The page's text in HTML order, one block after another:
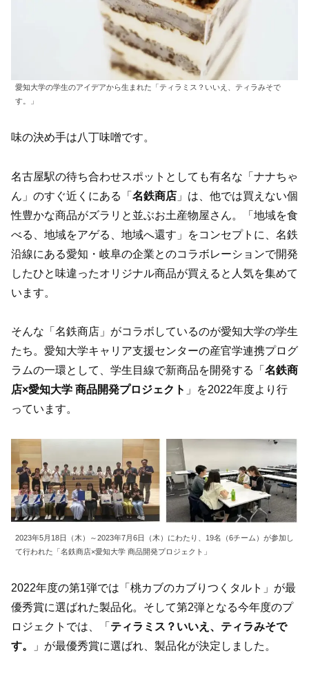
愛知大学の学生のアイデアから生まれた「ティラミス？いいえ、ティラみそで
す。」
味の決め手は八丁味噌です。
名古屋駅の待ち合わせスポットとしても有名な「ナナちゃ
ん」のすぐ近くにある「 名鉄商店 」は、他では買えない個
性豊かな商品がズラリと並ぶお土産物屋さん。「地域を食
べる、地域をアゲる、地域へ還す」をコンセプトに、名鉄
沿線にある愛知・岐阜の企業とのコラボレーションで開発
したひと味違ったオリジナル商品が買えると人気を集めて
います。
そんな「名鉄商店」がコラボしているのが愛知大学の学生
たち。愛知大学キャリア支援センターの産官学連携プログ
ラムの一環として、学生目線で新商品を開発する「 名鉄商
店×愛知大学 商品開発プロジェクト 」を2022年度より行
っています。
2023年5月18日（木）～2023年7月6日（木）にわたり、19名（6チーム）が参加し
て行われた「名鉄商店×愛知大学 商品開発プロジェクト」
2022年度の第1弾では「桃カブのカブりつくタルト」が最
優秀賞に選ばれた製品化。そして第2弾となる今年度のプ
ロジェクトでは、「 ティラミス？いいえ、ティラみそで
す。
」が最優秀賞に選ばれ、製品化が決定しました。